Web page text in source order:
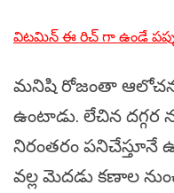
విటమిన్ ఈ రిచ్ గా ఉండే
మనిషి రోజంతా
ఉంటాడు. లేచిన దగ్గర
నిరంతరం
వల్ల మెదడు కణాల